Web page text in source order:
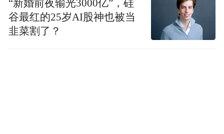
“新婚前夜输光3000亿”，硅
谷最红的25岁AI股神也被当
韭菜割了？